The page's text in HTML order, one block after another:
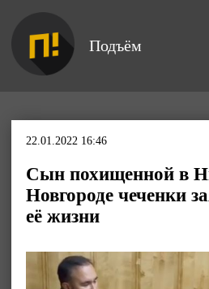
Подъём
22.01.2022 16:46
Сын похищенной в
Новгороде чеченки
её жизни